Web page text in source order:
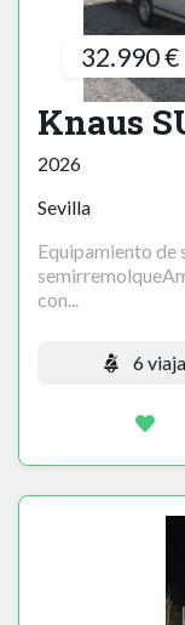
32.990 €
Knaus
2026
Sevilla
Equipamiento de
con...
6